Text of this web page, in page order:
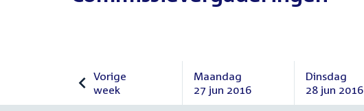
Vorige
week
Vorige
Maandag
27 jun 2016
Maandag
Dinsdag
28 jun 2016
Dinsdag